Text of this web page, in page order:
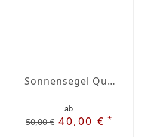
Sonnensegel Quadrat Wasserabweisend Olefin quadrat 4,5 x 4,5m
ab
50,00 € 40,00 €*